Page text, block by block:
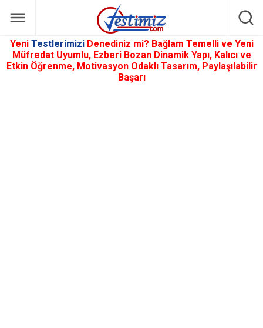
Yeni Testlerimizi Denediniz mi? Bağlam Temelli ve Yeni
Müfredat Uyumlu, Ezberi Bozan Dinamik Yapı, Kalıcı ve
Etkin Öğrenme, Motivasyon Odaklı Tasarım, Paylaşılabilir
Başarı